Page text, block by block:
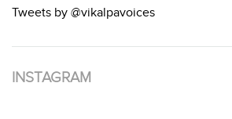
Tweets by @vikalpavoices
INSTAGRAM